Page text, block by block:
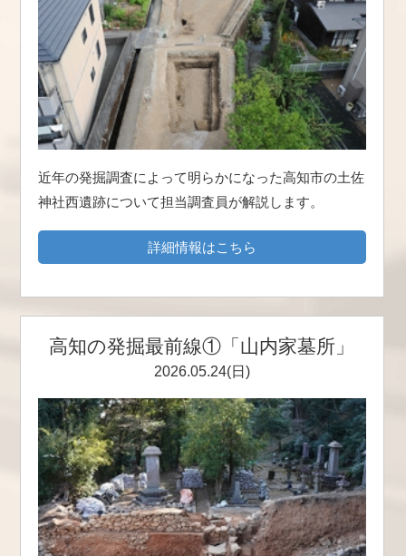
近年の発掘調査によって明らかになった高知市の土佐
神社西遺跡について担当調査員が解説します。
詳細情報はこちら
高知の発掘最前線①「山内家墓所」
2026.05.24(日)